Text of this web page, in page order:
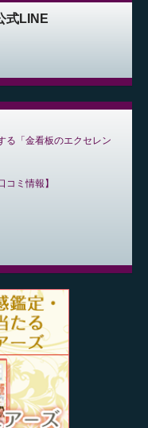
式LINE
る「金看板のエクセレン
コミ情報